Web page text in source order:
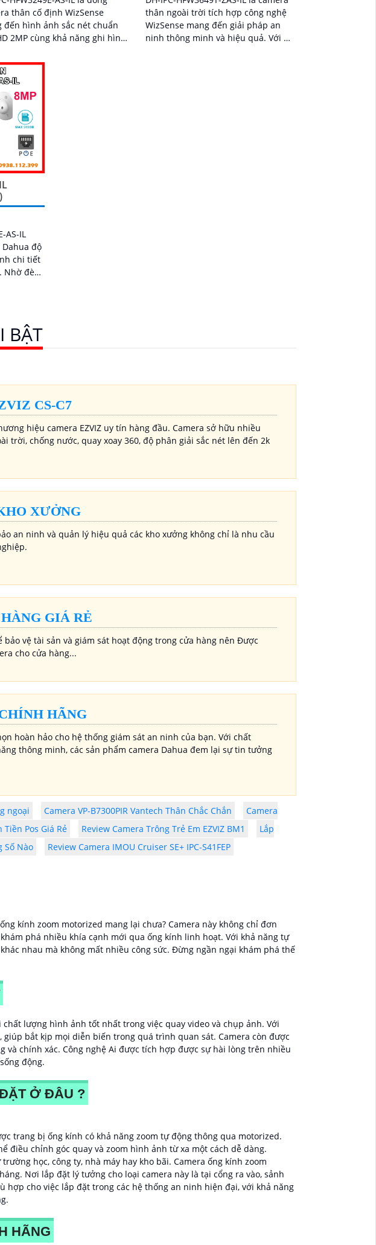
thân cố định WizSense
đến hình ảnh sắc nét chuẩn
2MP cùng khả năng ghi hình
hồng ngoại xa
mic ghi âm tích hợp và khả
và xe giúp giám sát hiệu quả
thiểu cảnh báo giả, hỗ trợ
nhớ lên đến 512GB, chuẩn
nước IP67 giá rẻ
thân ngoài trời tích hợp công nghệ
WizSense mang đến giải pháp an
ninh thông minh và hiệu quả. Với độ
AS-IL
Dahua độ
chi tiết
và xe,
quả
BẬT
CS-C7
hiệu camera EZVIZ uy tín hàng đầu. Camera sở hữu nhiều
trời, chống nước, quay xoay 360, độ phân giải sắc nét lên đến 2k
XƯỞNG
an ninh và quản lý hiệu quả các kho xưởng không chỉ là nhu cầu
GIÁ RẺ
vệ tài sản và giám sát hoạt động trong cửa hàng nên Được
cho cửa hàng...
HÃNG
hoàn hảo cho hệ thống giám sát an ninh của bạn. Với chất
thông minh, các sản phẩm camera Dahua đem lại sự tin tưởng
ngoại Camera VP-B7300PIR Vantech Thân Chắc Chắn
Camera
Tiền Pos Giá Rẻ Review Camera Trông Trẻ Em EZVIZ BM1
Lắp
Số Nào Review Camera IMOU Cruiser SE+ IPC-S41FEP
kính zoom motorized mang lại chưa? Camera này không chỉ đơn
phá nhiều khía cạnh mới qua ống kính linh hoạt. Với khả năng tự
nhau mà không mất nhiều công sức. Đừng ngần ngại khám phá thế
lượng hình ảnh tốt nhất trong việc quay video và chụp ảnh. Với
bắt kịp mọi diễn biến trong quá trình quan sát. Camera còn được
chính xác. Công nghệ Ai được tích hợp được sự hài lòng trên nhiều
động.
Ở ĐÂU ?
trang bị ống kính có khả năng zoom tự động thông qua motorized.
chỉnh góc quay và zoom hình ảnh từ xa một cách dễ dàng.
học, công ty, nhà máy hay kho bãi. Camera ống kính zoom
Nơi lắp đặt lý tưởng cho loại camera này là tại cổng ra vào, sảnh
hợp cho việc lắp đặt trong các hệ thống an ninh hiện đại, với khả năng
HÃNG